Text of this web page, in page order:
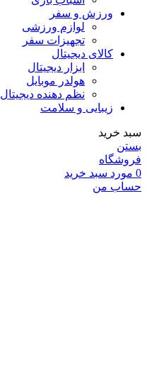
ورزش و سفر
لوازم ورزشی
تجهیزات سفر
کالای دیجیتال
ابزار دیجیتال
هولدر موبایل
نظم دهنده دیجیتال
زیبایی و سلامت
سبد خرید
بستن
فروشگاه
0 مورد سبد خرید
حساب من